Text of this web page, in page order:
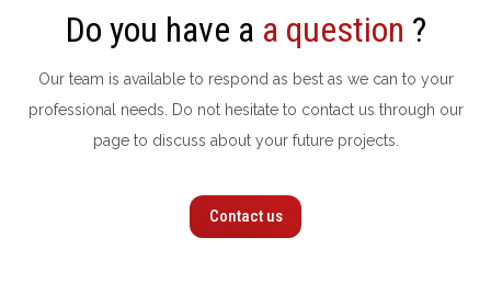
Do you have a a question ?
Our team is available to respond as best as we can to your
professional needs. Do not hesitate to contact us through our
page to discuss about your future projects.
Contact us